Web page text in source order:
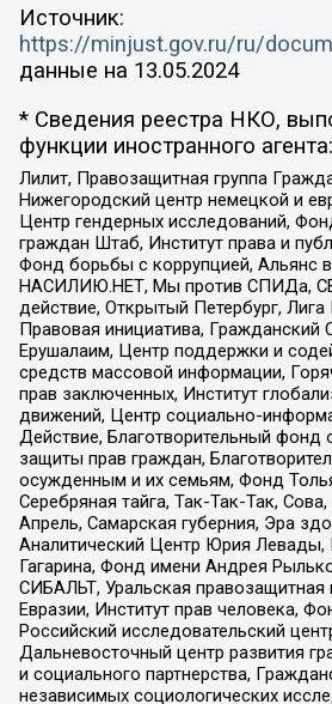
Источник:
https://minjust.gov.ru/ru/
данные на 13.05.2024
* Сведения реестра НКО,
функции иностранного агента:
Лилит, Правозащитная группа
Нижегородский центр немецкой и
Центр гендерных исследований,
граждан Штаб, Институт права и
Фонд борьбы с коррупцией, Альянс
НАСИЛИЮ.НЕТ, Мы против СПИДа,
действие, Открытый Петербург, Лига
Правовая инициатива, Гражданский
Ерушалаим, Центр поддержки и
средств массовой информации,
прав заключенных, Институт
движений, Центр социально-
Действие, Благотворительный фонд
защиты прав граждан,
осужденным и их семьям, Фонд
Серебряная тайга, Так-Так-Так,
Апрель, Самарская губерния, Эра
Аналитический Центр Юрия Левады,
Гагарина, Фонд имени Андрея
СИБАЛЬТ, Уральская
Евразии, Институт прав человека,
Российский исследовательский
Дальневосточный центр развития
и социального партнерства,
независимых социологических